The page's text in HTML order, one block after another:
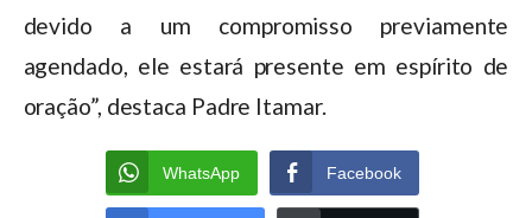
devido a um compromisso previamente
agendado, ele estará presente em espírito de
oração”, destaca Padre Itamar.
WhatsApp Facebook